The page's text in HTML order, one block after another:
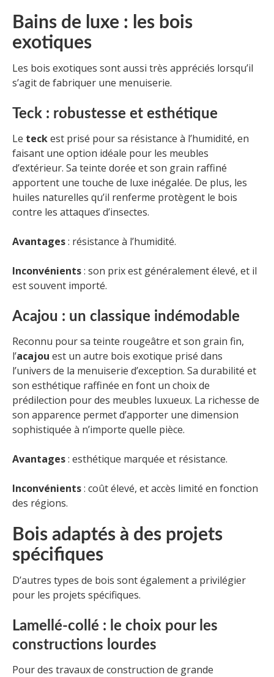
Bains de luxe : les bois
exotiques
Les bois exotiques sont aussi très appréciés lorsqu’il
s’agit de fabriquer une menuiserie.
Teck : robustesse et esthétique
Le teckest prisé pour sa résistance à l’humidité, en
faisant une option idéale pour les meubles
d’extérieur. Sa teinte dorée et son grain raffiné
apportent une touche de luxe inégalée. De plus, les
huiles naturelles qu’il renferme protègent le bois
contre les attaques d’insectes.
Avantages: résistance à l’humidité.
Inconvénients: son prix est généralement élevé, et il
est souvent importé.
Acajou : un classique indémodable
Reconnu pour sa teinte rougeâtre et son grain fin,
l’acajou est un autre bois exotique prisé dans
l’univers de la menuiserie d’exception. Sa durabilité et
son esthétique raffinée en font un choix de
prédilection pour des meubles luxueux. La richesse de
son apparence permet d’apporter une dimension
sophistiquée à n’importe quelle pièce.
Avantages: esthétique marquée et résistance.
Inconvénients: coût élevé, et accès limité en fonction
des régions.
Bois adaptés à des projets
spécifiques
D’autres types de bois sont également a privilégier
pour les projets spécifiques.
Lamellé-collé : le choix pour les
constructions lourdes
Pour des travaux de construction de grande